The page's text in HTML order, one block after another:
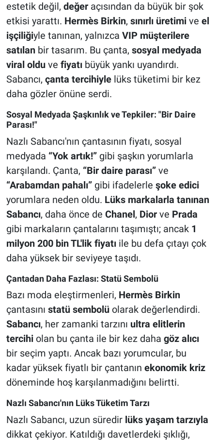
estetik değil, değeraçısından da büyük bir şok
etkisi yarattı. Hermès Birkin, sınırlı üretimive el
işçiliğiyle tanınan, yalnızca VIP müşterilere
satılanbir tasarım. Bu çanta, sosyal medyada
viral olduve fiyatıbüyük yankı uyandırdı.
Sabancı, çanta tercihiylelüks tüketimi bir kez
daha gözler önüne serdi.
Sosyal Medyada Şaşkınlık ve Tepkiler: "Bir Daire
Parası!"
Nazlı Sabancı'nın çantasının fiyatı, sosyal
medyada “Yok artık!”gibi şaşkın yorumlarla
karşılandı. Çanta, “Bir daire parası”ve
“Arabamdan pahalı”gibi ifadelerle şoke edici
yorumlara neden oldu. Lüks markalarla tanınan
Sabancı, daha önce de Chanel, Diorve Prada
gibi markaların çantalarını taşımıştı; ancak 1
milyon 200 bin TL'lik fiyatıile bu defa çıtayı çok
daha yüksek bir seviyeye taşıdı.
Çantadan Daha Fazlası: Statü Sembolü
Bazı moda eleştirmenleri, Hermès Birkin
çantasını statü sembolüolarak değerlendirdi.
Sabancı, her zamanki tarzını ultra elitlerin
tercihiolan bu çanta ile bir kez daha göz alıcı
bir seçim yaptı. Ancak bazı yorumcular, bu
kadar yüksek fiyatlı bir çantanın ekonomik kriz
döneminde hoş karşılanmadığını belirtti.
Nazlı Sabancı'nın Lüks Tüketim Tarzı
Nazlı Sabancı, uzun süredir lüks yaşam tarzıyla
dikkat çekiyor. Katıldığı davetlerdeki şıklığı,